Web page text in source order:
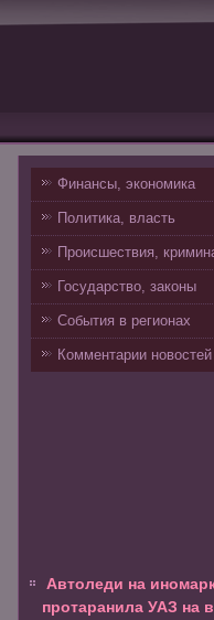
Финансы, экономика
Политика, власть
Происшествия,
Государство, законы
События в регионах
Комментарии новостей
Автоледи на
протаранила УАЗ на